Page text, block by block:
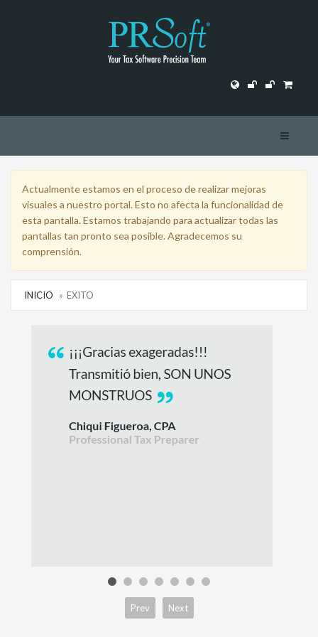
Toggle
Actualmente estamos en el proceso de realizar mejoras
visuales a nuestro portal. Esto no afecta la funcionalidad de
esta pantalla. Estamos trabajando para actualizar todas las
pantallas tan pronto sea posible. Agradecemos su
comprensión.
INICIO EXITO
Prev Next